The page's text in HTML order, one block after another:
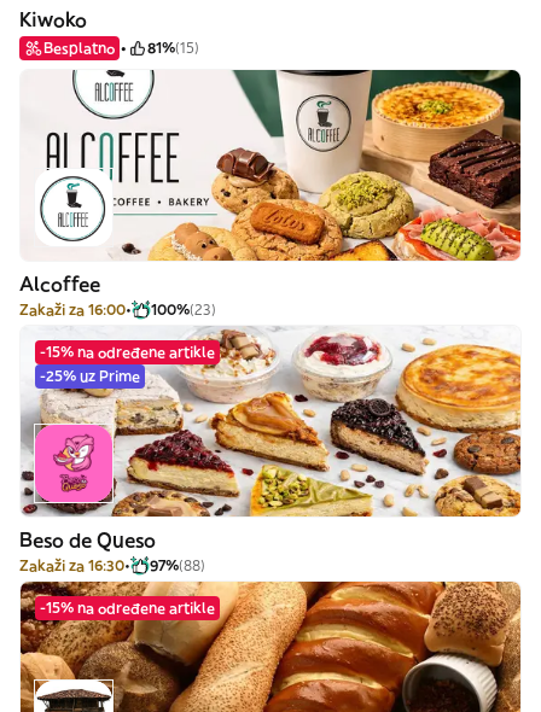
Kiwoko
Besplatno 81%(15)
Alcoffee
Zakaži za 16:00 100%(23)
-15% na određene artikle
-25% uz Prime
Beso de Queso
Zakaži za 16:30 97%(88)
-15% na određene artikle